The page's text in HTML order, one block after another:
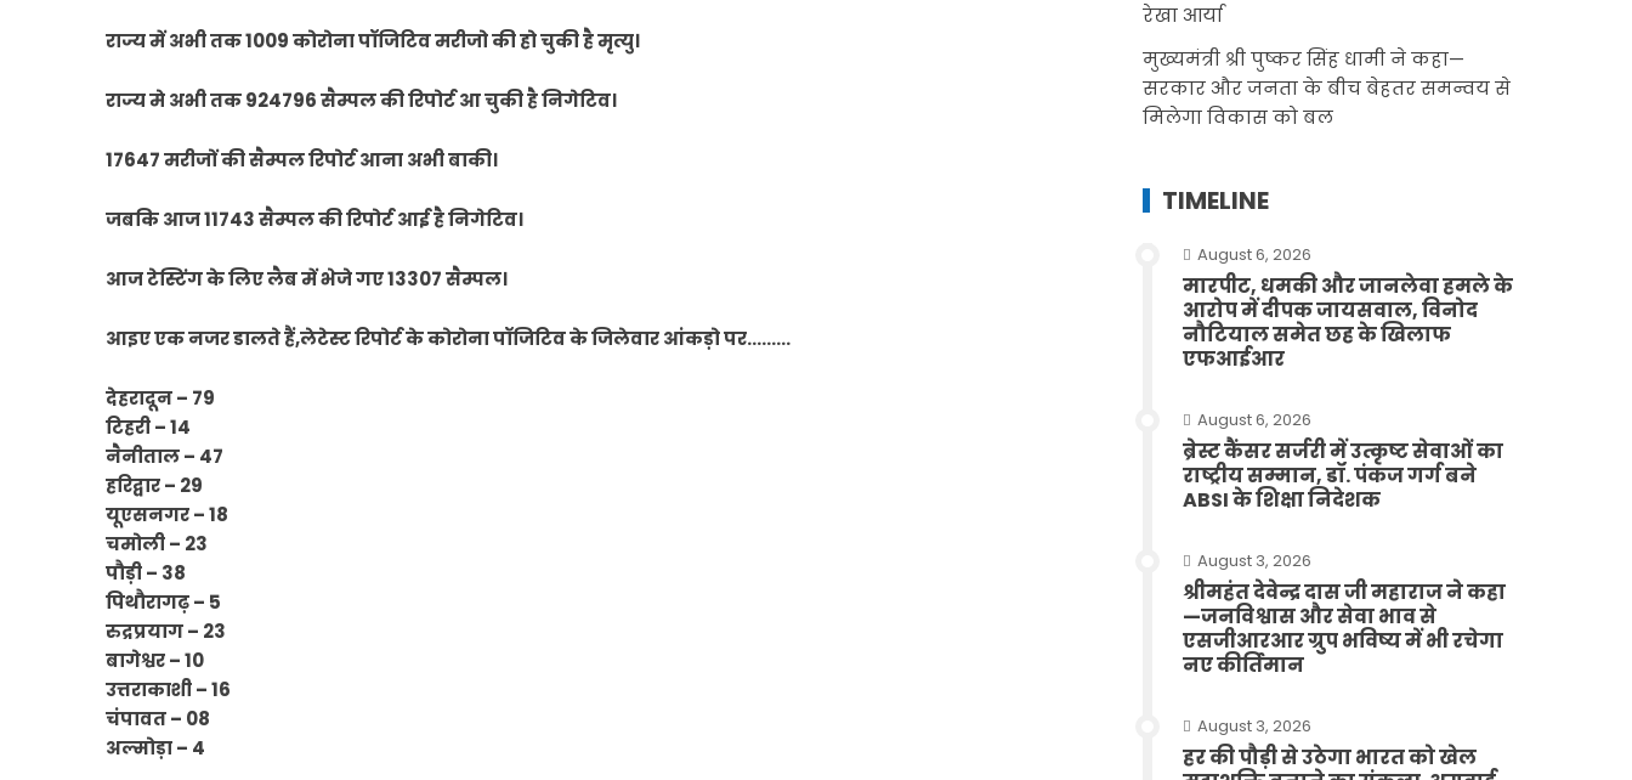
राज्य में अभी तक 1009 कोरोना पॉजिटिव मरीजो की हो चुकी है मृत्यु।
राज्य मे अभी तक 924796 सैम्पल की रिपोर्ट आ चुकी है निगेटिव।
17647 मरीजों की सैम्पल रिपोर्ट आना अभी बाकी।
जबकि आज 11743 सैम्पल की रिपोर्ट आई है निगेटिव।
आज टेस्टिंग के लिए लैब में भेजे गए 13307 सैम्पल।
आइए एक नजर डालते हैं,लेटेस्ट रिपोर्ट के कोरोना पॉजिटिव के जिलेवार आंकड़ो पर………
देहरादून – 79
टिहरी – 14
नैनीताल – 47
हरिद्वार – 29
यूएसनगर – 18
चमोली – 23
पौड़ी – 38
पिथौरागढ़ – 5
रुद्रप्रयाग – 23
बागेश्वर – 10
उत्तराकाशी – 16
चंपावत – 08
अल्मोड़ा – 4
रेखा आर्या
मुख्यमंत्री श्री पुष्कर सिंह धामी ने कहा—
सरकार और जनता के बीच बेहतर समन्वय से
मिलेगा विकास को बल
TIMELINE
August 6, 2026
मारपीट, धमकी और जानलेवा हमले के
आरोप में दीपक जायसवाल, विनोद
नौटियाल समेत छह के खिलाफ
एफआईआर
August 6, 2026
ब्रेस्ट कैंसर सर्जरी में उत्कृष्ट सेवाओं का
राष्ट्रीय सम्मान, डॉ. पंकज गर्ग बने
ABSI के शिक्षा निदेशक
August 3, 2026
श्रीमहंत देवेन्द्र दास जी महाराज ने कहा
—जनविश्वास और सेवा भाव से
एसजीआरआर ग्रुप भविष्य में भी रचेगा
नए कीर्तिमान
August 3, 2026
हर की पौड़ी से उठेगा भारत को खेल